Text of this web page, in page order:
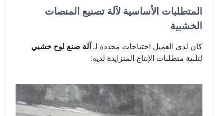
المتطلبات الأساسية لآلة تصنيع المنصات
الخشبية
كان لدى العميل احتياجات محددة لـآلة صنع لوح خشبي
لتلبية متطلبات الإنتاج المتزايدة لديه: